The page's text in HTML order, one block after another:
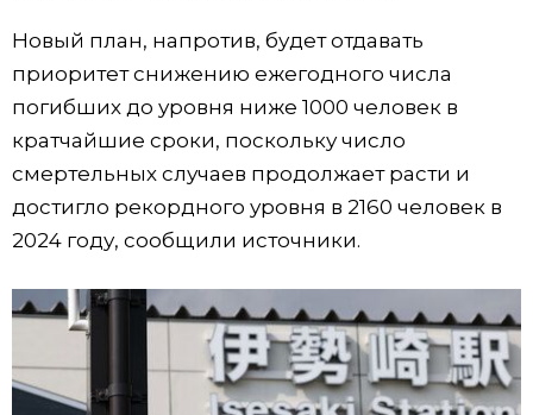
Новый план, напротив, будет отдавать
приоритет снижению ежегодного числа
погибших до уровня ниже 1000 человек в
кратчайшие сроки, поскольку число
смертельных случаев продолжает расти и
достигло рекордного уровня в 2160 человек в
2024 году, сообщили источники.